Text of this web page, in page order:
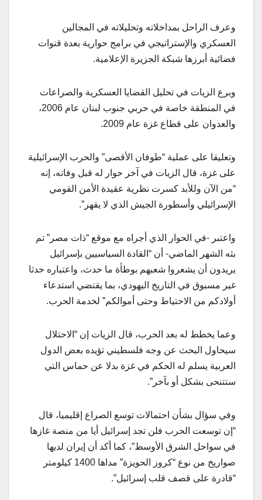
وعرف الراحل بمداخلاته وتحليلاته في المجالين
العسكري والإستراتيجي في برامج حوارية بعدة قنوات
فضائية أبرزها شبكة الجزيرة الإعلامية.
وبرع الزيات في تحليل القضايا العسكرية والصراعات
في المنطقة خاصة في حربي جنوب لبنان عام 2006،
والعدوان على قطاع غزة عام 2009.
وتعليقا على عملية “طوفان الأقصى” والحرب الإسرائيلية
على غزة، قال الزيات في آخر حوار له قبل وفاته، إنه
“من الآن وللأبد كسرت نظرية عقيدة الأمن القومي
الإسرائيلي وأسطورة الجيش الذي لا يقهر”.
واعتبر -في الحوار الذي أجراه مع موقع “ذات مصر” تم
بثه الشهر الماضي- أن “القادة السياسيين بإسرائيل
يريدون أن يشعروا شعبهم بوطأة ما حدث، واعتباره حدثا
غير مسبوق في التاريخ اليهودي، بما يقتضي استدعاء
أولادكم من الاحتياط وحتى أموالكم” لخدمة الحرب.
وعما يخطط له بعد الحرب، قال الزيات إن “الاحتلال
سيحاول البحث عن وجه فلسطيني تؤيده بعض الدول
العربية يسلم له الحكم في غزة بدلا عن حماس التي
ستتنحى بشكل أو بآخر”.
وفي سؤال بشأن احتمالات توسع الصراع إقليميا، قال
“إن توسعت الحرب فلن تجد إسرائيل أيا من منصة غازها
في سواحل الشرق الأوسط”، كما أكد أن إيران لديها
صواريخ من نوع “كروز الحويزة” مداها 1400 كيلومتر
“قادرة على قصف قلب إسرائيل”.